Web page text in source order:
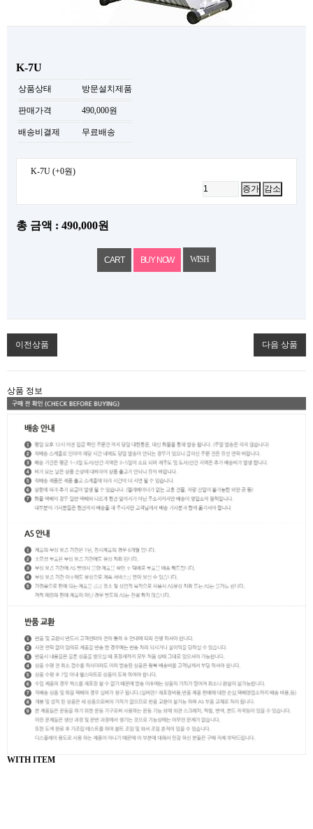
K-7U
상품상태 방문설치제품
판매가격 490,000원
배송비결제 무료배송
K-7U (+0원)
증가 감소
총 금액 : 490,000원
WISH
이전상품 다음 상품
상품 정보
WITH ITEM